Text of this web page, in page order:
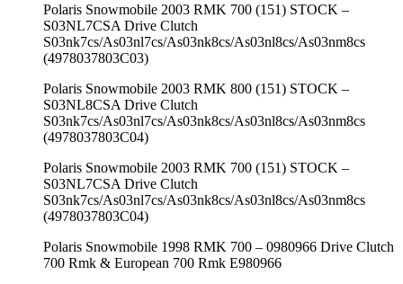
Polaris Snowmobile 2003 RMK 700 (151) STOCK –
S03NL7CSA Drive Clutch
S03nk7cs/As03nl7cs/As03nk8cs/As03nl8cs/As03nm8cs
(4978037803C03)
Polaris Snowmobile 2003 RMK 800 (151) STOCK –
S03NL8CSA Drive Clutch
S03nk7cs/As03nl7cs/As03nk8cs/As03nl8cs/As03nm8cs
(4978037803C04)
Polaris Snowmobile 2003 RMK 700 (151) STOCK –
S03NL7CSA Drive Clutch
S03nk7cs/As03nl7cs/As03nk8cs/As03nl8cs/As03nm8cs
(4978037803C04)
Polaris Snowmobile 1998 RMK 700 – 0980966 Drive Clutch
700 Rmk & European 700 Rmk E980966